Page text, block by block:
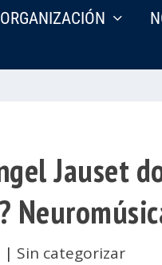
ORGANIZACIÓN
Jauset
| Sin categorizar